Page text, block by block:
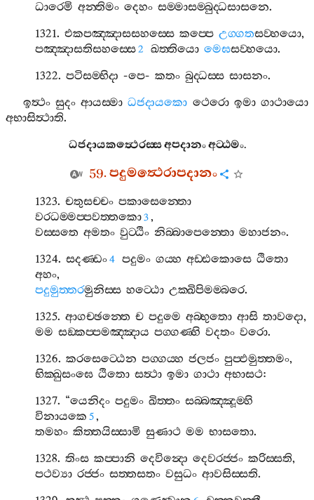
ධාරෙමි අන‍්තිමං දෙහං සම‍්මාසම‍්බුද‍්ධසාසනෙ.
1321.එකපඤ‍්ඤාසසහස‍්සෙ කප‍්පෙ උග‍්ගතසව‍්හයො,
පඤ‍්ඤාසතිසහස‍්සෙ2 ඛත‍්තියො මෙඝසව‍්හයො.
1322.පටිසම‍්භිදා -පෙ-කතං බුද‍්ධස‍්ස සාසනං.
ඉත්‍ථං සුදං ආයස‍්මා ධජදායකො ථෙරො ඉමා ගාථායො
අභාසිත්‍ථාති.
ධජදායකත්‍ථෙරස‍්සඅපදානංඅට‍්ඨමං.
59.පදුමත්‍ථෙරාපදානං
1323.චතුසච‍්චං පකාසෙන‍්තො
වරධම‍්මප‍්පවත‍්තකො3,
වස‍්සතෙ අමතං වුට‍්ඨිං නිබ‍්බාපෙන‍්තො මහාජනං.
1324.සදණ‍්ඩං4 පදුමං ගය‍්හ අඩ‍්ඪකොසෙ ඨිතො
අහං,
පදුමුත‍්තරමුනිස‍්ස හට‍්ඨො උක‍්ඛිපිමම‍්බරෙ.
1325.ආගච‍්ඡන‍්තෙ ච පදුමෙ අබ‍්භුතො ආසි තාවදො,
මම සඞ‍්කප‍්පමඤ‍්ඤාය පග‍්ගණ‍්හි වදතං වරො.
1326.කරසෙට‍්ඨෙන පග‍්ගය‍්හ ජලජං පුප‍්ඵමුත‍්තමං,
භික‍්ඛුසංඝෙ ඨිතො සත්‍ථා ඉමා ගාථා අභාසථ:
1327. “යෙනිදං පදුමං ඛිත‍්තං සබ‍්බඤ‍්ඤූම‍්හි
විනායකෙ 5,
තමහං කිත‍්තයිස‍්සාමි සුණාථ මම භාසතො.
1328.තිංස කප‍්පානි දෙවින්‍දො දෙවරජ‍්ජං කරිස‍්සති,
පථව්‍යා රජ‍්ජං සත‍්තසතං වසුධං ආවසිස‍්සති.